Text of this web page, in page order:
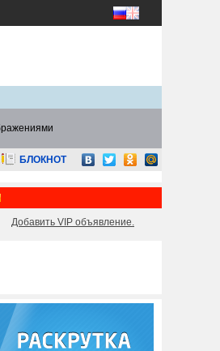
БЛОКНОТ
Добавить VIP объявление.